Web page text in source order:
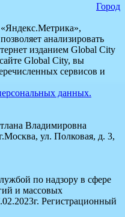
Город
анализировать
изданием Global City
Global City, вы
сервисов и
данных.
Владимировна
ул. Полковая, д. 3,
по надзору в сфере
и массовых
Регистрационный